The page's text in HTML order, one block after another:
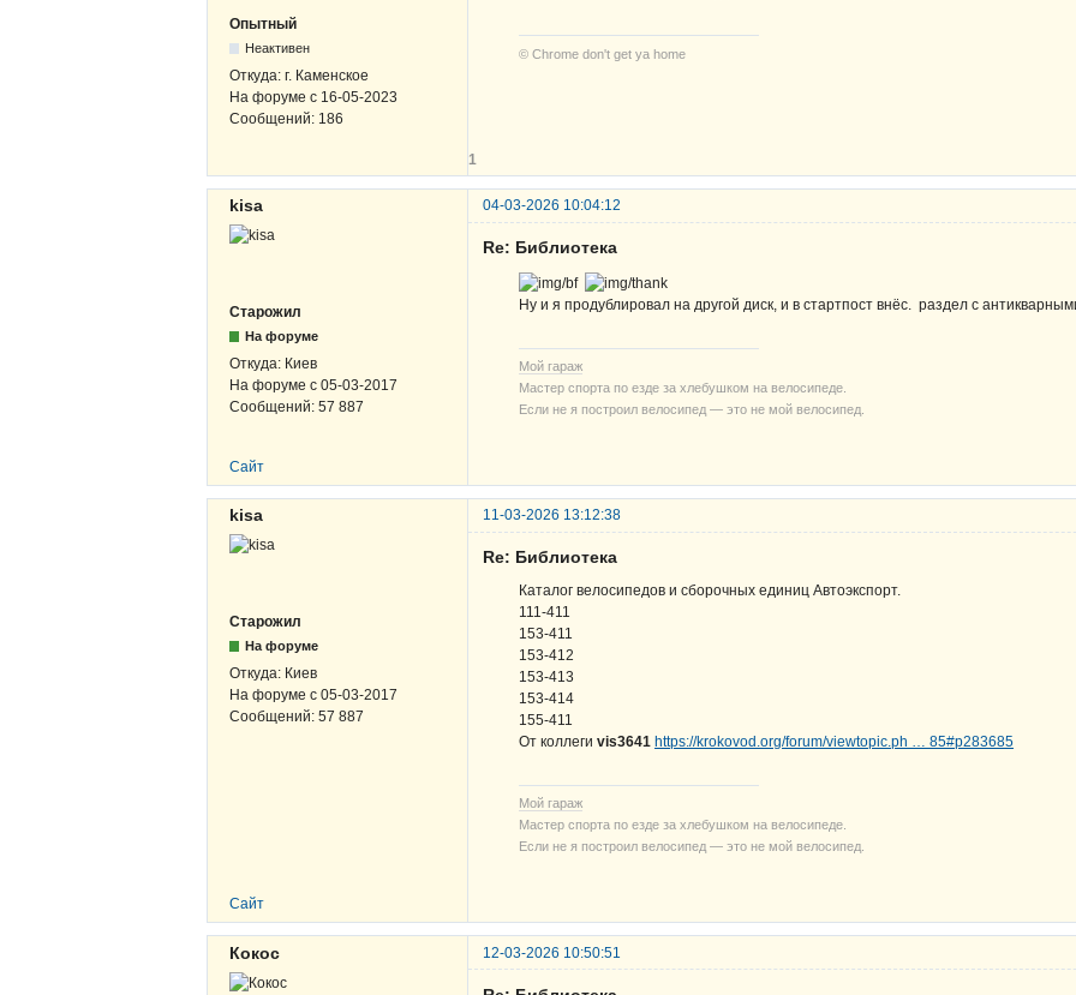
Опытный
Неактивен
Откуда: г. Каменское
На форуме с 16-05-2023
Сообщений: 186
© Chrome don't get ya home
1
kisa 04-03-2026 10:04:12
Старожил
На форуме
Откуда: Киев
На форуме с 05-03-2017
Сообщений: 57 887
Re: Библиотека
Ну и я продублировал на другой диск, и в стартпост внёс. раздел с
Мой гараж
Мастер спорта по езде за хлебушком на велосипеде.
Если не я построил велосипед — это не мой велосипед.
Сайт
kisa 11-03-2026 13:12:38
Старожил
На форуме
Откуда: Киев
На форуме с 05-03-2017
Сообщений: 57 887
Re: Библиотека
Каталог велосипедов и сборочных единиц Автоэкспорт.
111-411
153-411
153-412
153-413
153-414
155-411
От коллеги vis3641 https://krokovod.org/forum/viewtopic.ph … 85#p283685
Мой гараж
Мастер спорта по езде за хлебушком на велосипеде.
Если не я построил велосипед — это не мой велосипед.
Сайт
Кокос 12-03-2026 10:50:51